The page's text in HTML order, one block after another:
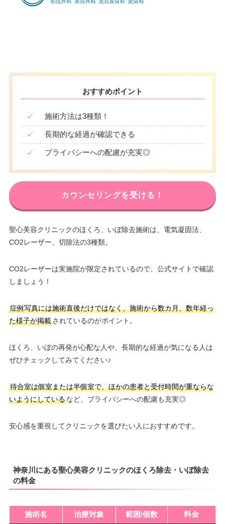
おすすめポイント
✓ 施術方法は3種類！
✓ 長期的な経過が確認できる
✓ プライバシーへの配慮が充実◎
カウンセリングを受ける！
聖心美容クリニックのほくろ、いぼ除去施術は、電気凝固法、
CO2レーザー、切除法の3種類。
CO2レーザーは実施院が限定されているので、公式サイトで確認
しましょう！
症例写真には施術直後だけではなく、施術から数カ月、数年経っ
た様子が掲載されているのがポイント。
ほくろ、いぼの再発が心配な人や、長期的な経過が気になる人は
ぜひチェックしてみてください♪
待合室は個室または半個室で、ほかの患者と受付時間が重ならな
いようにしているなど、プライバシーへの配慮も充実◎
安心感を重視してクリニックを選びたい人におすすめです。
神奈川にある聖心美容クリニックのほくろ除去・いぼ除去
の料金
施術名 治療対象 範囲/個数 料金